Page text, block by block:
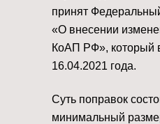
принят
«О внесении
КоАП РФ», который
16.04.2021 года.
Суть поправок
минимальный